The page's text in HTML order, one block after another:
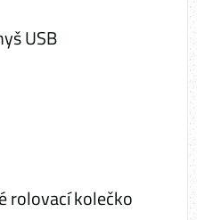
USB
rolovací kolečko